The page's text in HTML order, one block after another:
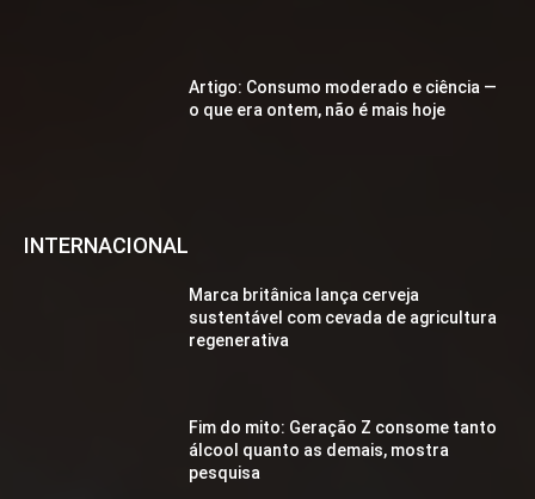
Artigo: Consumo moderado e ciência —
o que era ontem, não é mais hoje
INTERNACIONAL
Marca britânica lança cerveja
sustentável com cevada de agricultura
regenerativa
Fim do mito: Geração Z consome tanto
álcool quanto as demais, mostra
pesquisa